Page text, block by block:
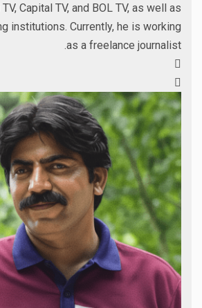
Capital TV, and BOL TV, as well as
institutions. Currently, he is working
as a freelance journalist.